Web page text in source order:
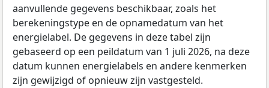
aanvullende gegevens beschikbaar, zoals het
berekeningstype en de opnamedatum van het
energielabel. De gegevens in deze tabel zijn
gebaseerd op een peildatum van 1 juli 2026, na deze
datum kunnen energielabels en andere kenmerken
zijn gewijzigd of opnieuw zijn vastgesteld.